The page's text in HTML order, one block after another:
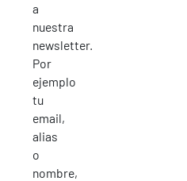
a
nuestra
newsletter.
Por
ejemplo
tu
email,
alias
o
nombre,